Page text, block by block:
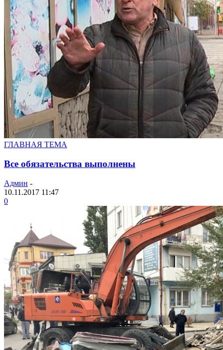
ГЛАВНАЯ ТЕМА
Все обязательства выполнены
Админ -
10.11.2017 11:47
0